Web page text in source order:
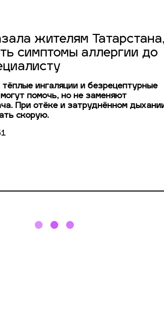
жителям
симптомы аллергии до
тёплые ингаляции и безрецептурные
помочь, но не заменяют
При отёке и затруднённом
скорую.